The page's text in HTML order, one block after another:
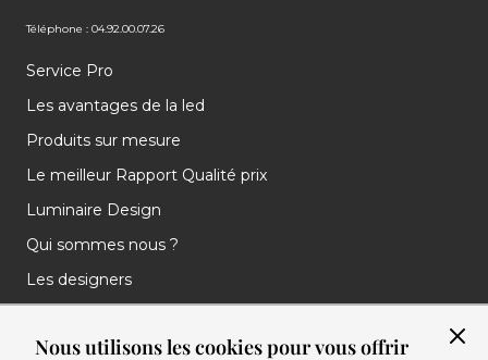
Nous utilisons les cookies pour vous offrir
Téléphone : 04.92.00.07.26
Service Pro
Les avantages de la led
Produits sur mesure
Le meilleur Rapport Qualité prix
Luminaire Design
Qui sommes nous ?
Les designers
Nos réalisations